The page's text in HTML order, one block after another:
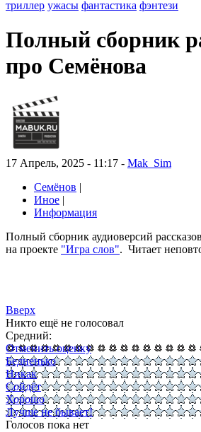
триллер ужасы фантастика фэнтези
Полный сборник
про Семёнова
17 Апрель, 2025 - 11:17 - Mak_Sim
Семёнов |
Иное |
Информация
Полный сборник аудиоверсий
на проекте "Игра слов". Читает
Вверх
Никто ещё не голосовал
Средний:
Отменить оценку
Бедненько
Никак
Сойдёт
Хорошо
Лучше не бывает!
Голосов пока нет